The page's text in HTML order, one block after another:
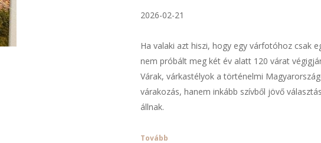
2026-02-21
Ha valaki azt hiszi, hogy egy várfotóhoz csak
nem próbált meg két év alatt 120 várat
Várak, várkastélyok a történelmi
várakozás, hanem inkább szívből jövő
állnak.
Tovább